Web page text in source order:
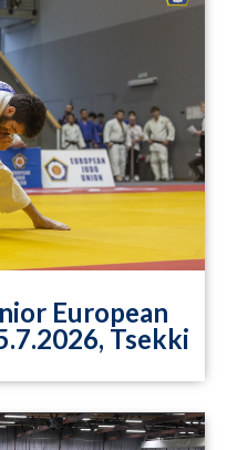
European
Tsekki